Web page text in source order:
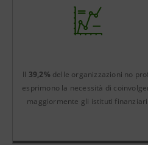
Il 39,2% delle organizzazioni no
esprimono la necessità di
maggiormente gli istituti finanziari.